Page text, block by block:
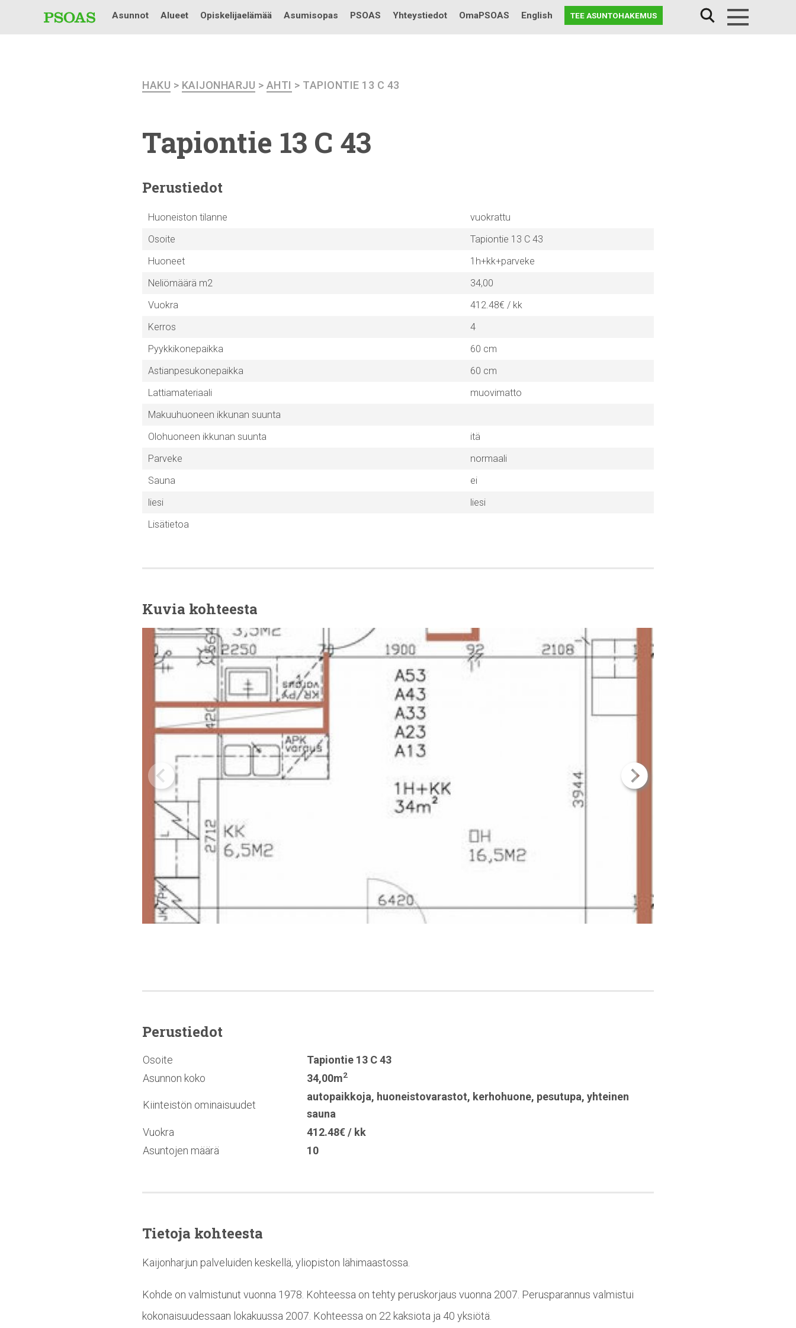
Testi
Asunnot Alueet Opiskelijaelämää Asumisopas PSOAS Yhteystiedot OmaPSOAS English TEE ASUNTOHAKEMUS
HAKU > KAIJONHARJU > AHTI > TAPIONTIE 13 C 43
Tapiontie 13 C 43
Perustiedot
Huoneiston tilanne
vuokrattu
Osoite
Tapiontie 13 C 43
Huoneet
1h+kk+parveke
Neliömäärä m2
34,00
Vuokra
412.48€ / kk
Kerros
4
Pyykkikonepaikka
60 cm
Astianpesukonepaikka
60 cm
Lattiamateriaali
muovimatto
Makuuhuoneen ikkunan suunta
Olohuoneen ikkunan suunta
itä
Parveke
normaali
Sauna
ei
liesi
liesi
Lisätietoa
Kuvia kohteesta
Perustiedot
Osoite
Tapiontie 13 C 43
Asunnon koko
34,00m2
Kiinteistön ominaisuudet
autopaikkoja, huoneistovarastot, kerhohuone, pesutupa, yhteinen
sauna
Vuokra
412.48€ / kk
Asuntojen määrä
10
Tietoja kohteesta
Kaijonharjun palveluiden keskellä, yliopiston lähimaastossa.
Kohde on valmistunut vuonna 1978. Kohteessa on tehty peruskorjaus vuonna 2007. Perusparannus valmistui
kokonaisuudessaan lokakuussa 2007. Kohteessa on 22 kaksiota ja 40 yksiötä.